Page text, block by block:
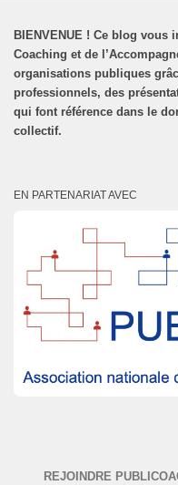
BIENVENUE ! Ce blog vous
Coaching et de
organisations publiques
professionnels, des
qui font référence dans le
collectif.
EN PARTENARIAT AVEC
REJOINDRE